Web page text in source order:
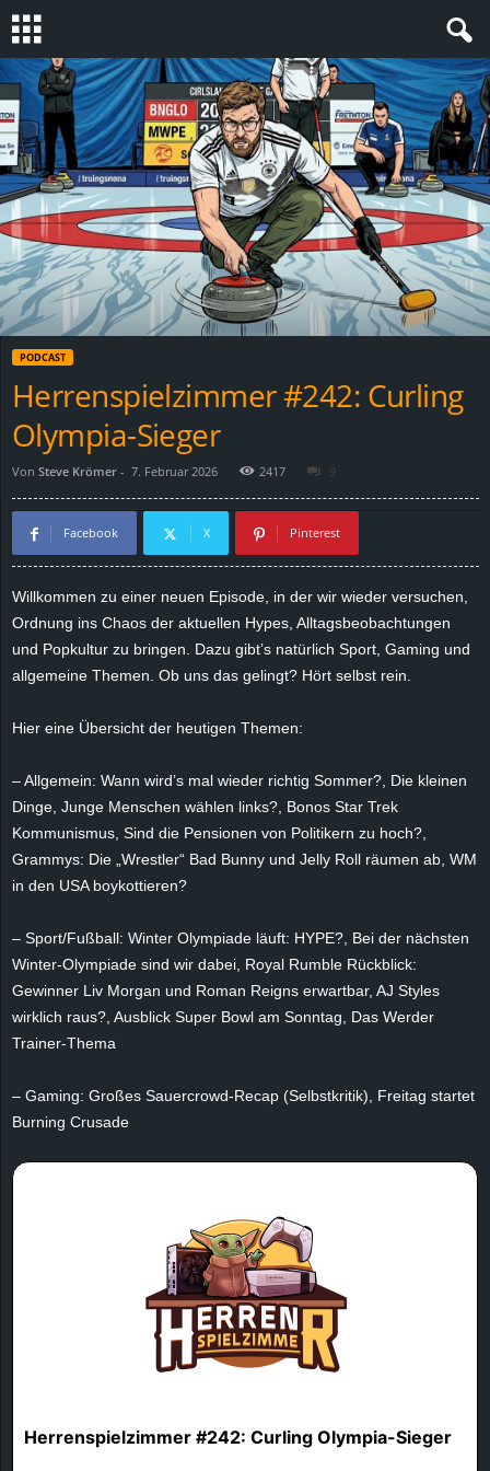
S
t
e
v
i
n
PODCAST
Herrenspielzimmer #242: Curling
Olympia-Sieger
Von Steve Krömer - 7. Februar 2026 2417 9
Facebook X Pinterest
Willkommen zu einer neuen Episode, in der wir wieder versuchen,
Ordnung ins Chaos der aktuellen Hypes, Alltagsbeobachtungen
und Popkultur zu bringen. Dazu gibt’s natürlich Sport, Gaming und
allgemeine Themen. Ob uns das gelingt? Hört selbst rein.
Hier eine Übersicht der heutigen Themen:
– Allgemein: Wann wird’s mal wieder richtig Sommer?, Die kleinen
Dinge, Junge Menschen wählen links?, Bonos Star Trek
Kommunismus, Sind die Pensionen von Politikern zu hoch?,
Grammys: Die „Wrestler“ Bad Bunny und Jelly Roll räumen ab, WM
in den USA boykottieren?
– Sport/Fußball: Winter Olympiade läuft: HYPE?, Bei der nächsten
Winter-Olympiade sind wir dabei, Royal Rumble Rückblick:
Gewinner Liv Morgan und Roman Reigns erwartbar, AJ Styles
wirklich raus?, Ausblick Super Bowl am Sonntag, Das Werder
Trainer-Thema
– Gaming: Großes Sauercrowd-Recap (Selbstkritik), Freitag startet
Burning Crusade